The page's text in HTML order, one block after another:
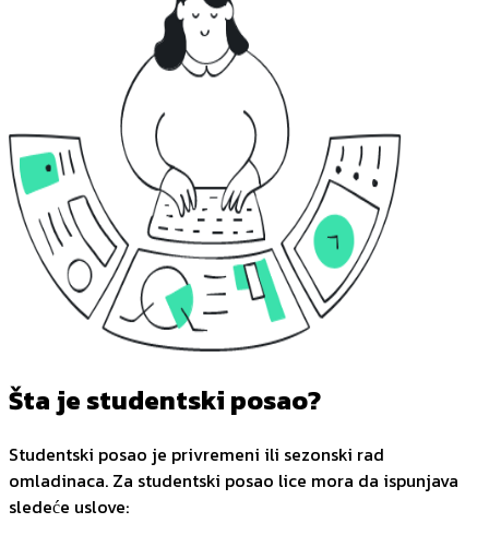
Šta je studentski posao?
Studentski posao je privremeni ili sezonski rad
omladinaca. Za studentski posao lice mora da ispunjava
sledeće uslove: